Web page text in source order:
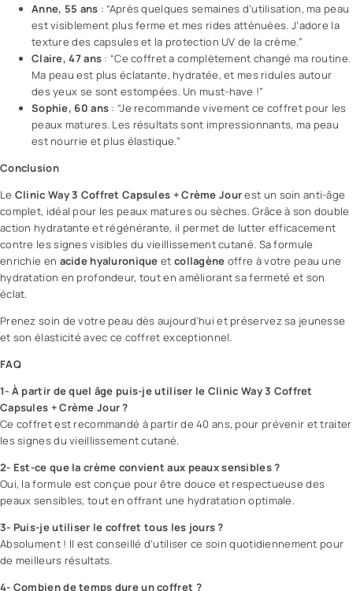
Anne, 55 ans : “Après quelques semaines d’utilisation, ma peau
est visiblement plus ferme et mes rides atténuées. J’adore la
texture des capsules et la protection UV de la crème.”
Claire, 47 ans : “Ce coffret a complètement changé ma routine.
Ma peau est plus éclatante, hydratée, et mes ridules autour
des yeux se sont estompées. Un must-have !”
Sophie, 60 ans : “Je recommande vivement ce coffret pour les
peaux matures. Les résultats sont impressionnants, ma peau
est nourrie et plus élastique.”
Conclusion
Le Clinic Way 3 Coffret Capsules + Crème Jourest un soin anti-âge
complet, idéal pour les peaux matures ou sèches. Grâce à son double
action hydratante et régénérante, il permet de lutter efficacement
contre les signes visibles du vieillissement cutané. Sa formule
enrichie en acide hyaluronique et collagène offre à votre peau une
hydratation en profondeur, tout en améliorant sa fermeté et son
éclat.
Prenez soin de votre peau dès aujourd’hui et préservez sa jeunesse
et son élasticité avec ce coffret exceptionnel.
FAQ
1- À partir de quel âge puis-je utiliser le Clinic Way 3 Coffret
Capsules + Crème Jour ?
Ce coffret est recommandé à partir de 40 ans, pour prévenir et traiter
les signes du vieillissement cutané.
2- Est-ce que la crème convient aux peaux sensibles ?
Oui, la formule est conçue pour être douce et respectueuse des
peaux sensibles, tout en offrant une hydratation optimale.
3- Puis-je utiliser le coffret tous les jours ?
Absolument ! Il est conseillé d’utiliser ce soin quotidiennement pour
de meilleurs résultats.
4- Combien de temps dure un coffret ?